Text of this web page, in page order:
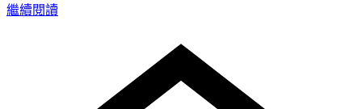
繼續閱讀